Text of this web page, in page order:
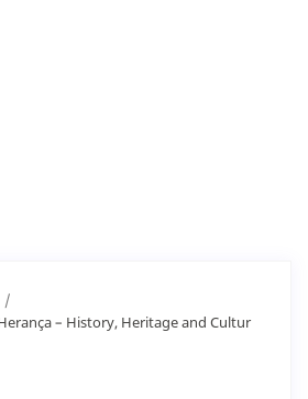
/
– History, Heritage and Cultur